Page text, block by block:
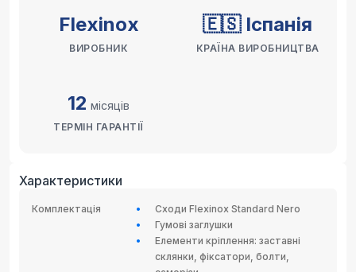
Flexinox
ВИРОБНИК
🇪🇸 Іспанія
КРАЇНА ВИРОБНИЦТВА
12 місяців
ТЕРМІН ГАРАНТІЇ
Характеристики
Комплектація
Сходи Flexinox Standard Nero
Гумові заглушки
Елементи кріплення: заставні
склянки, фіксатори, болти,